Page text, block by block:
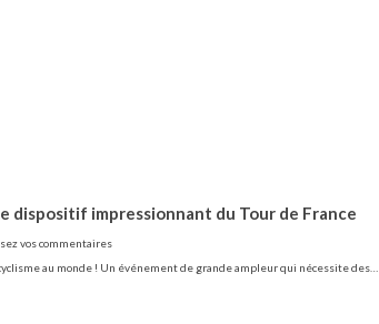
dispositif impressionnant du Tour de France
vos commentaires
au monde ! Un événement de grande ampleur qui nécessite des…